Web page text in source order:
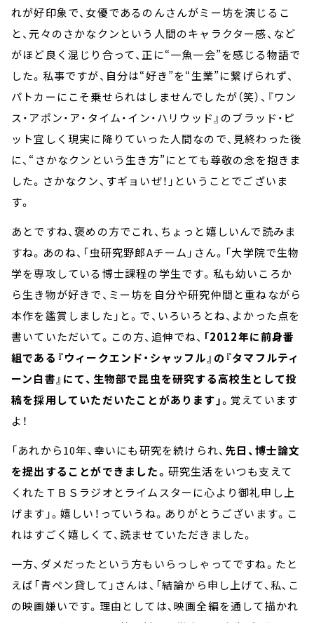
れが好印象で、女優であるのんさんがミー坊を演じるこ
と、元々のさかなクンという人間のキャラクター感、など
がほど良く混じり合って、正に“一魚一会”を感じる物語で
した。私事ですが、自分は“好き”を“生業”に繋げられず、
パトカーにこそ乗せられはしませんでしたが（笑）、『ワン
ス・アポン・ア・タイム・イン・ハリウッド』のブラッド・ピ
ット宜しく現実に降りていった人間なので、見終わった後
に、“さかなクンという生き方”にとても尊敬の念を抱きま
した。さかなクン、すギョいぜ！」ということでございま
す。
あとですね、褒めの方でこれ、ちょっと嬉しいんで読みま
すね。あのね、「虫研究野郎Aチーム」さん。「大学院で生物
学を専攻している博士課程の学生です。私も幼いころか
ら生き物が好きで、ミー坊を自分や研究仲間と重ねながら
本作を鑑賞しました」と。で、いろいろとね、よかった点を
書いていただいて。この方、追伸でね、 「2012年に前身番
組である『ウィークエンド・シャッフル』の『タマフルティ
ーン白書』にて、生物部で昆虫を研究する高校生として投
稿を採用していただいたことがあります」。覚えています
よ！
「あれから10年、幸いにも研究を続けられ、 先日、博士論文
を提出することができました。 研究生活をいつも支えて
くれたＴＢＳラジオとライムスターに心より御礼申し上
げます」。嬉しい！っていうね。ありがとうございます。こ
れはすごく嬉しくて、読ませていただきました。
一方、ダメだったという方もいらっしゃってですね。たと
えば「青ペン貸して」さんは、「結論から申し上げて、私、こ
の映画嫌いです。理由としては、映画全編を通して描かれ